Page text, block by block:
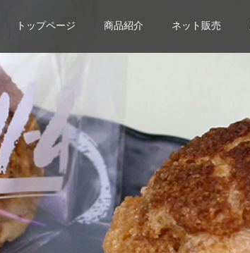
トップページ 商品紹介 ネット販売